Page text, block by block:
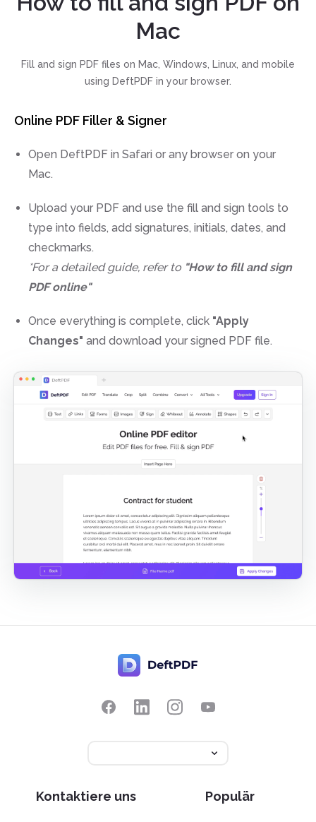
Mac
Fill and sign PDF files on Mac, Windows, Linux, and mobile
using DeftPDF in your browser.
Online PDF Filler & Signer
Open DeftPDF in Safari or any browser on your
Mac.
Upload your PDF and use the fill and sign tools to
type into fields, add signatures, initials, dates, and
checkmarks.
*For a detailed guide, refer to "How to fill and sign
PDF online"
Once everything is complete, click "Apply
Changes" and download your signed PDF file.
Kontaktiere uns Populär